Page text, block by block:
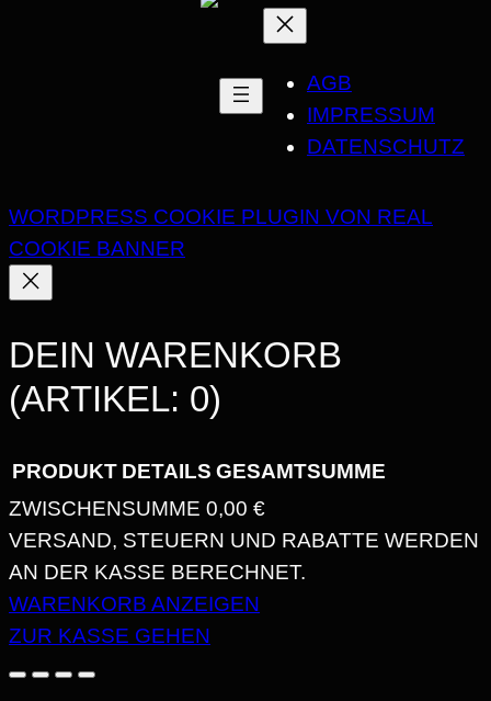
AGB
IMPRESSUM
DATENSCHUTZ
WORDPRESS COOKIE PLUGIN VON REAL
COOKIE BANNER
DEIN WARENKORB
(ARTIKEL: 0)
PRODUKTE
IM
WARENKORB
PRODUKT DETAILS GESAMTSUMME
ZWISCHENSUMME 0,00 €
VERSAND, STEUERN UND RABATTE WERDEN
AN DER KASSE BERECHNET.
WARENKORB ANZEIGEN
ZUR KASSE GEHEN